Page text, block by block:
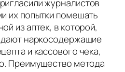
журналистов
их попытки помешать
из аптек, в которой,
наркосодержащие
и кассового чека,
Преимущество метода